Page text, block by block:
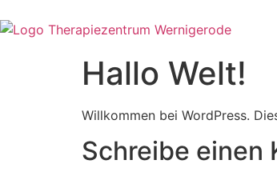
Hallo Welt!
Willkommen bei WordPress.
Schreibe einen